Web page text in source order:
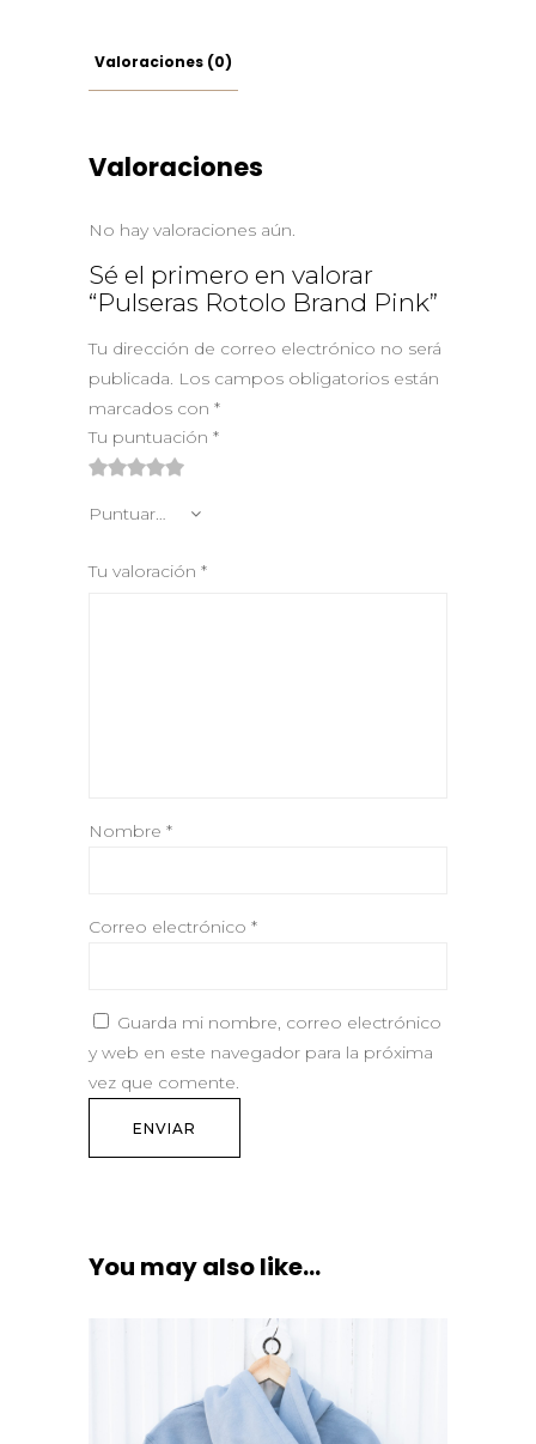
Valoraciones (0)
Valoraciones
No hay valoraciones aún.
Sé el primero en valorar
“Pulseras Rotolo Brand Pink”
Tu dirección de correo electrónico no será
publicada. Los campos obligatorios están
marcados con *
Tu puntuación *
de
estrellas
5
estrellas
estrellas
estrellas
Puntuar…
Tu valoración *
Nombre *
Correo electrónico *
Guarda mi nombre, correo electrónico
y web en este navegador para la próxima
vez que comente.
You may also like…